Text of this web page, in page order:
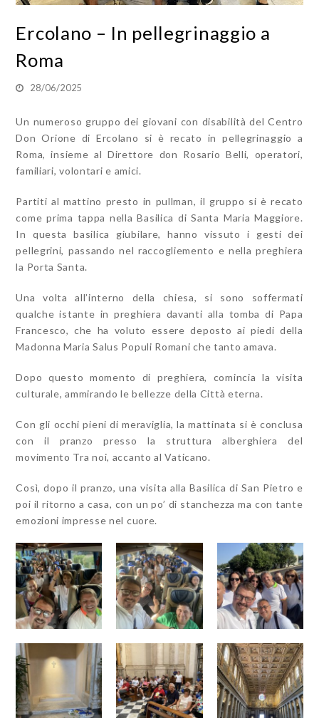
Ercolano – In pellegrinaggio a
Roma
28/06/2025
Un numeroso gruppo dei giovani con disabilità del Centro
Don Orione di Ercolano si è recato in pellegrinaggio a
Roma, insieme al Direttore don Rosario Belli, operatori,
familiari, volontari e amici.
Partiti al mattino presto in pullman, il gruppo si è recato
come prima tappa nella Basilica di Santa Maria Maggiore.
In questa basilica giubilare, hanno vissuto i gesti dei
pellegrini, passando nel raccogliemento e nella preghiera
la Porta Santa.
Una volta all’interno della chiesa, si sono soffermati
qualche istante in preghiera davanti alla tomba di Papa
Francesco, che ha voluto essere deposto ai piedi della
Madonna Maria Salus Populi Romani che tanto amava.
Dopo questo momento di preghiera, comincia la visita
culturale, ammirando le bellezze della Città eterna.
Con gli occhi pieni di meraviglia, la mattinata si è conclusa
con il pranzo presso la struttura alberghiera del
movimento Tra noi, accanto al Vaticano.
Così, dopo il pranzo, una visita alla Basilica di San Pietro e
poi il ritorno a casa, con un po’ di stanchezza ma con tante
emozioni impresse nel cuore.